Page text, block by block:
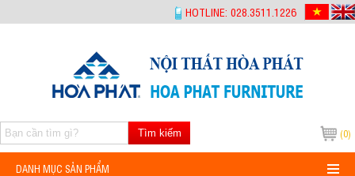
HOTLINE: 028.3511.1226
(0)
Tìm kiếm
DANH MỤC SẢN PHẨM